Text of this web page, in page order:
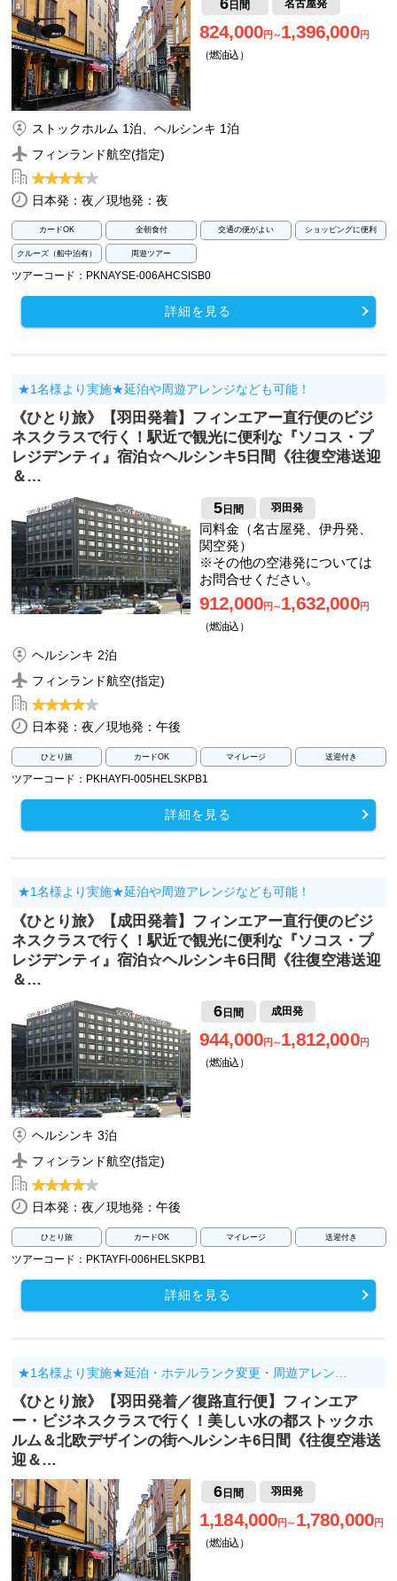
6日間 名古屋発
824,000円～1,396,000円
（燃油込）
ストックホルム 1泊、ヘルシンキ 1泊
フィンランド航空(指定)
日本発：夜／現地発：夜
カードOK 全朝食付 交通の便がよい ショッピングに便利
クルーズ（船中泊有） 周遊ツアー
ツアーコード：PKNAYSE-006AHCSISB0
詳細を見る
★1名様より実施★延泊や周遊アレンジなども可能！
《ひとり旅》【羽田発着】フィンエアー直行便のビジ
ネスクラスで行く！駅近で観光に便利な『ソコス・プ
レジデンティ』宿泊☆ヘルシンキ5日間《往復空港送迎
＆…
5日間 羽田発
同料金（名古屋発、伊丹発、
関空発）
※その他の空港発については
お問合せください。
912,000円～1,632,000円
（燃油込）
ヘルシンキ 2泊
フィンランド航空(指定)
日本発：夜／現地発：午後
ひとり旅 カードOK マイレージ 送迎付き
ツアーコード：PKHAYFI-005HELSKPB1
詳細を見る
★1名様より実施★延泊や周遊アレンジなども可能！
《ひとり旅》【成田発着】フィンエアー直行便のビジ
ネスクラスで行く！駅近で観光に便利な『ソコス・プ
レジデンティ』宿泊☆ヘルシンキ6日間《往復空港送迎
＆…
6日間 成田発
944,000円～1,812,000円
（燃油込）
ヘルシンキ 3泊
フィンランド航空(指定)
日本発：夜／現地発：午後
ひとり旅 カードOK マイレージ 送迎付き
ツアーコード：PKTAYFI-006HELSKPB1
詳細を見る
★1名様より実施★延泊・ホテルランク変更・周遊アレン…
《ひとり旅》【羽田発着／復路直行便】フィンエア
ー・ビジネスクラスで行く！美しい水の都ストックホ
ルム＆北欧デザインの街ヘルシンキ6日間《往復空港送
迎＆…
6日間 羽田発
1,184,000円～ 1,780,000円
（燃油込）